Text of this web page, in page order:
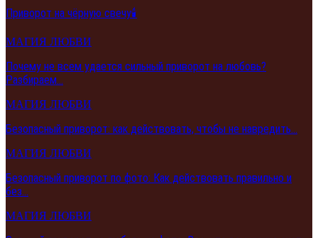
Приворот на чёрную свечу🕯️
МАГИЯ ЛЮБВИ
Почему не всем удается сильный приворот на любовь?
Разбираем…
МАГИЯ ЛЮБВИ
Безопасный приворот: как действовать, чтобы не навредить…
МАГИЯ ЛЮБВИ
Безопасный приворот по фото: Как действовать правильно и
без…
МАГИЯ ЛЮБВИ